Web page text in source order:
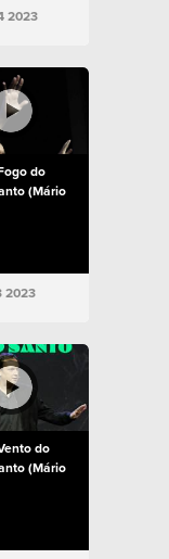
2023
do
(Mário
2023
do
(Mário